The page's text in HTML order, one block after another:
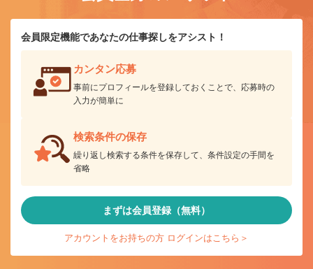
会員限定機能であなたの仕事探しをアシスト！
カンタン応募
事前にプロフィールを登録しておくことで、応募時の
入力が簡単に
検索条件の保存
繰り返し検索する条件を保存して、条件設定の手間を
省略
まずは会員登録（無料）
アカウントをお持ちの方 ログインはこちら＞